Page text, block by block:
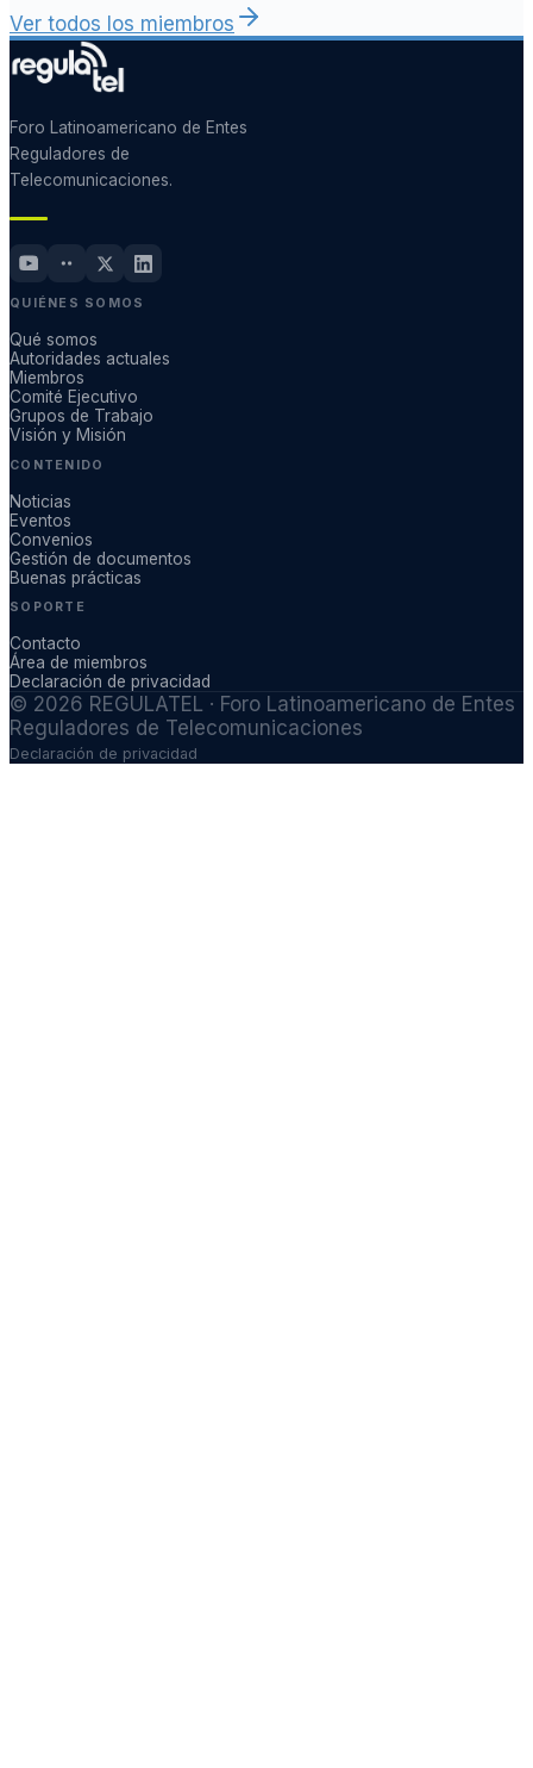
Ver todos los miembros
Foro Latinoamericano de Entes
Reguladores de
Telecomunicaciones.
QUIÉNES SOMOS
Qué somos
Autoridades actuales
Miembros
Comité Ejecutivo
Grupos de Trabajo
Visión y Misión
CONTENIDO
Noticias
Eventos
Convenios
Gestión de documentos
Buenas prácticas
SOPORTE
Contacto
Área de miembros
Declaración de privacidad
© 2026 REGULATEL · Foro Latinoamericano de Entes
Reguladores de Telecomunicaciones
Declaración de privacidad